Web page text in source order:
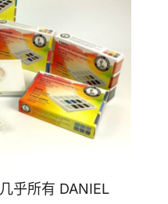
几乎所有 DANIEL